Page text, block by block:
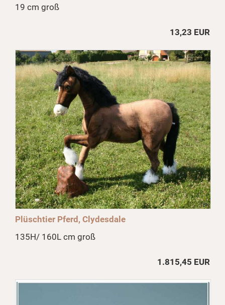
19 cm groß
13,23 EUR
Plüschtier Pferd, Clydesdale
135H/ 160L cm groß
1.815,45 EUR